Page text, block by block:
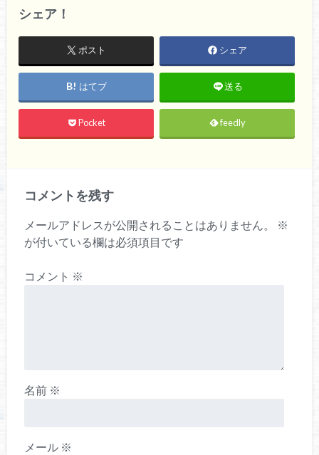
シェア！
ポスト シェア
はてブ 送る
Pocket feedly
コメントを残す
メールアドレスが公開されることはありません。
※
が付いている欄は必須項目です
コメント ※
名前 ※
メール ※